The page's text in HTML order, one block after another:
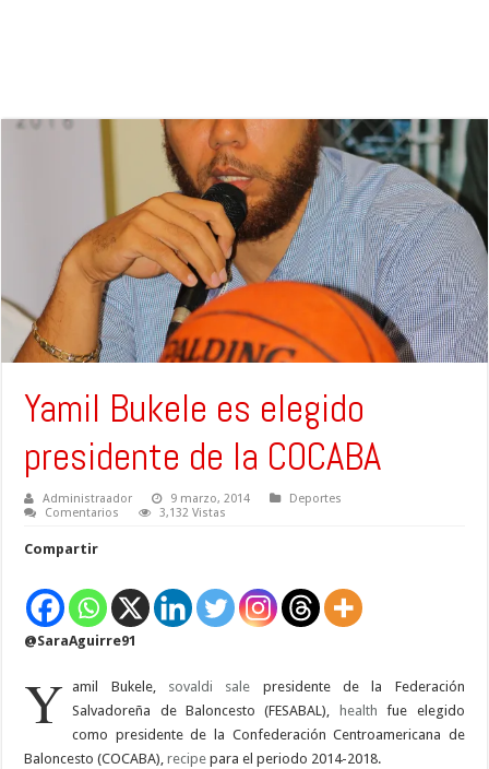
Yamil Bukele es elegido
presidente de la COCABA
Administraador 9 marzo, 2014
Deportes
Comentarios
3,132 Vistas
Compartir
@SaraAguirre91
Y amil Bukele, sovaldi sale presidente de la Federación
Salvadoreña de Baloncesto (FESABAL),
health fue elegido
como presidente de la Confederación Centroamericana de
Baloncesto (COCABA),recipe para el periodo 2014-2018.